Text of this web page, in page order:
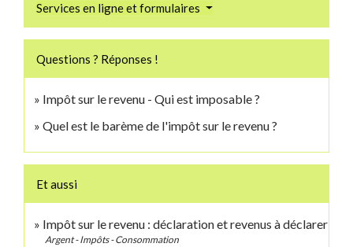
Services en ligne et formulaires
Questions ? Réponses !
Impôt sur le revenu - Qui est imposable ?
Quel est le barème de l'impôt sur le revenu ?
Et aussi
Impôt sur le revenu : déclaration et revenus à déclarer
Argent - Impôts - Consommation